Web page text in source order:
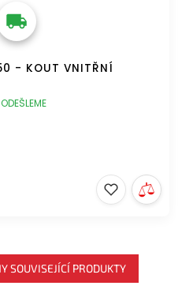
- KOUT VNITŘNÍ
SOUVISEJÍCÍ PRODUKTY